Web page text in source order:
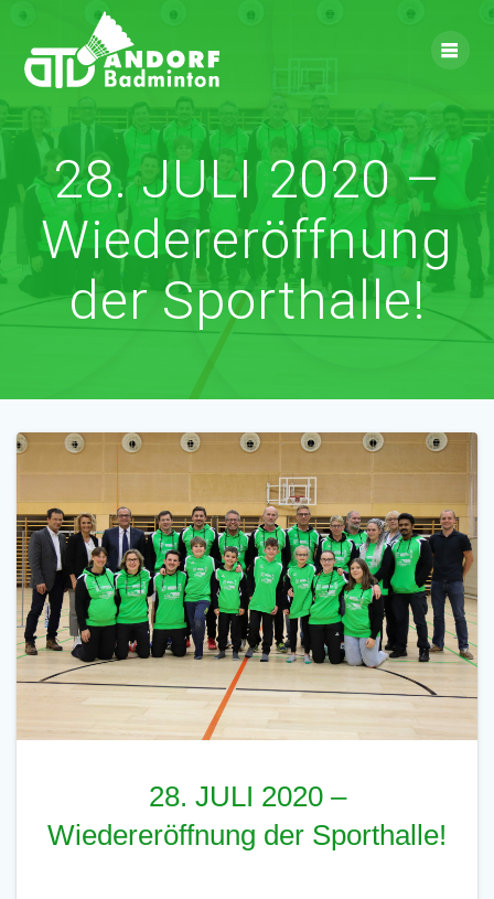
Skip
28. JULI 2020 –
Wiedereröffnung
der Sporthalle!
28. JULI 2020 –
Wiedereröffnung der Sporthalle!